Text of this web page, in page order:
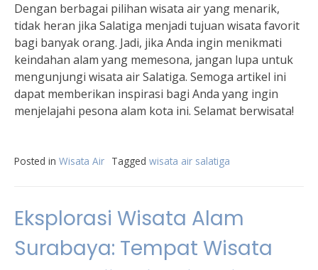
Dengan berbagai pilihan wisata air yang menarik,
tidak heran jika Salatiga menjadi tujuan wisata favorit
bagi banyak orang. Jadi, jika Anda ingin menikmati
keindahan alam yang memesona, jangan lupa untuk
mengunjungi wisata air Salatiga. Semoga artikel ini
dapat memberikan inspirasi bagi Anda yang ingin
menjelajahi pesona alam kota ini. Selamat berwisata!
Posted in Wisata Air Tagged wisata air salatiga
Eksplorasi Wisata Alam
Surabaya: Tempat Wisata